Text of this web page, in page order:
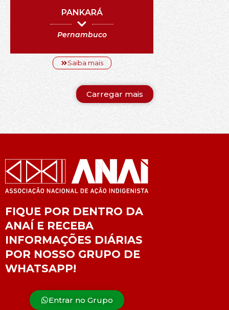
PANKARÁ
Pernambuco
Saiba mais
Carregar mais
FIQUE POR DENTRO DA
ANAÍ E RECEBA
INFORMAÇÕES DIÁRIAS
POR NOSSO GRUPO DE
WHATSAPP!
Entrar no Grupo